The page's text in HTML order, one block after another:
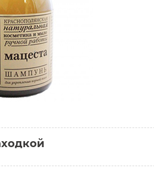
для комбинированной кожи